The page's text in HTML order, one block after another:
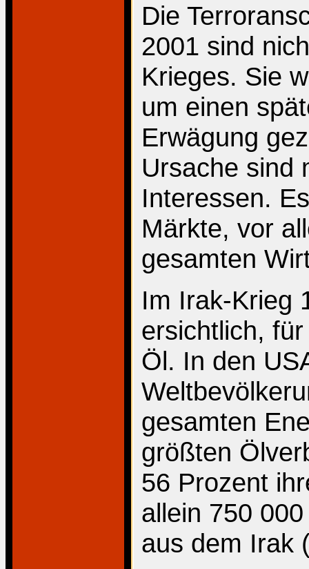
Die
2001 sind
Krieges. Sie
um einen
Erwägung
Ursache sind
Interessen.
Märkte, vor
gesamten
Im Irak-Krieg
ersichtlich,
Öl. In den
gesamten
größten
56 Prozent
allein 750
aus dem Irak